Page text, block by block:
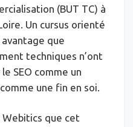
(BUT TC) à
Un cursus orienté
avantage que
techniques n’ont
SEO comme un
une fin en soi.
Webitics que cet